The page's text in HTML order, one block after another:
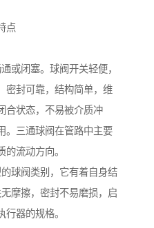
点
或闭塞。球阀开关轻便，
密封可靠，结构简单，维
合状态，不易被介质冲
。三通球阀在管路中主要
的流动方向。
球阀类别，它有着自身结
摩擦，密封不易磨损，启
行器的规格。